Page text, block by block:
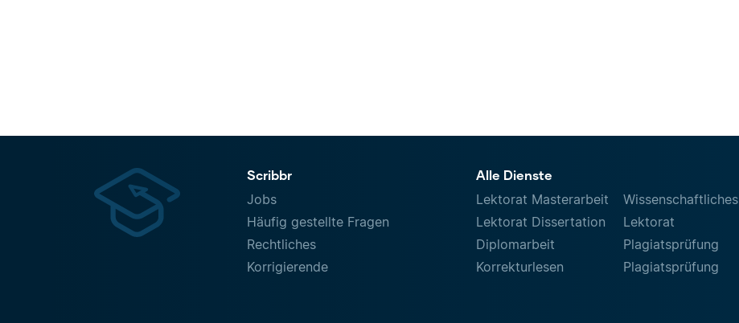
Scribbr
Jobs
Häufig gestellte Fragen
Rechtliches
Korrigierende
Alle Dienste
Lektorat Masterarbeit
Lektorat Dissertation
Diplomarbeit
Korrekturlesen
Wissenschaftliches
Lektorat
Plagiatsprüfung
Plagiatsprüfung